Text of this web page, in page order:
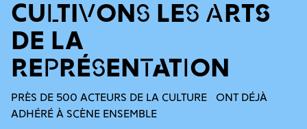
CULTIVONS LES ARTS
DE LA
REPRÉSENTATION
PRÈS DE 500 ACTEURS DE LA CULTURE ONT DÉJÀ
ADHÉRÉ À SCÈNE ENSEMBLE